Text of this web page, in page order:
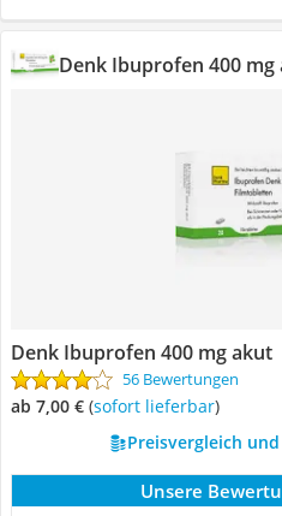
Denk Ibuprofen 400 mg
Denk Ibuprofen 400 mg akut
56 Bewertungen
ab 7,00 € ( Sofort lieferbar)
Preisvergleich
Unsere